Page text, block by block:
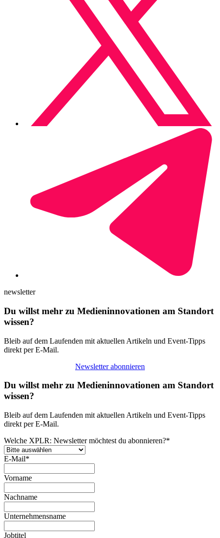
newsletter
Du willst mehr zu Medieninnovationen am Standort
wissen?
Bleib auf dem Laufenden mit aktuellen Artikeln und Event-Tipps
direkt per E-Mail.
Newsletter abonnieren
Du willst mehr zu Medieninnovationen am Standort
wissen?
Bleib auf dem Laufenden mit aktuellen Artikeln und Event-Tipps
direkt per E-Mail.
Welche XPLR: Newsletter möchtest du abonnieren?*
E-Mail*
Vorname
Nachname
Unternehmensname
Jobtitel